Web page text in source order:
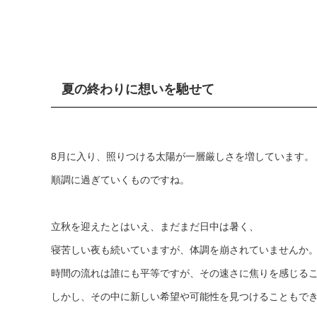
夏の終わりに想いを馳せて
8月に入り、照りつける太陽が一層厳しさを増しています。
順調に過ぎていくものですね。
立秋を迎えたとはいえ、まだまだ日中は暑く、
寝苦しい夜も続いていますが、体調を崩されていませんか。
時間の流れは誰にも平等ですが、その速さに焦りを感じる
しかし、その中に新しい希望や可能性を見つけることもで